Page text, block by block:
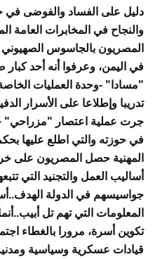
دليل على الفساد والفوضى في
والنجاح في المخابرات العامة
المصريون بالجاسوس
في اليمن، وعرفوا أنه أحد
"مسادا" -وحدة العمليات
تدريبا وإطلاعا على الأسرار
جرت عملية اعتصار "مزراحي"
في حوزته والتي اطلع عليها
المهنية حصل المصريون على
أساليب العمل والتجنيد التي
جواسيسهم في الدولة
المعلومات التي تهم تل
تكوين أسرة، مرورا بالغطاء
قيادات عسكرية وسياسية